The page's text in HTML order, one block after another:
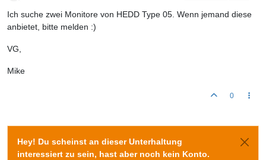
Ich suche zwei Monitore von HEDD Type 05. Wenn jemand diese
anbietet, bitte melden :)
VG,
Mike
0
Hey! Du scheinst an dieser Unterhaltung
interessiert zu sein, hast aber noch kein Konto.